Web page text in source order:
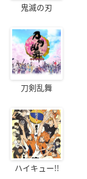
鬼滅の刃
刀剣乱舞
ハイキュー!!